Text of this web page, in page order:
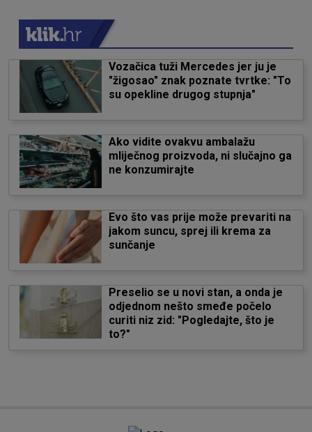
Vozačica tuži Mercedes jer ju je
"žigosao" znak poznate tvrtke: "To
su opekline drugog stupnja"
Ako vidite ovakvu ambalažu
mliječnog proizvoda, ni slučajno ga
ne konzumirajte
Evo što vas prije može prevariti na
jakom suncu, sprej ili krema za
sunčanje
Preselio se u novi stan, a onda je
odjednom nešto smeđe počelo
curiti niz zid: "Pogledajte, što je
to?"